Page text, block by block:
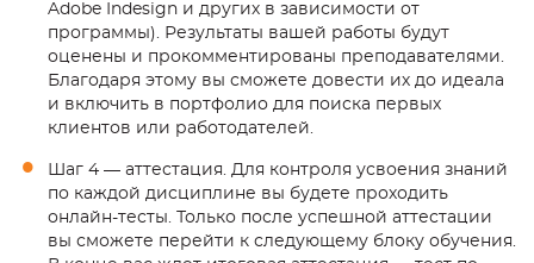
Adobe Indesign и других в зависимости от
программы). Результаты вашей работы будут
оценены и прокомментированы преподавателями.
Благодаря этому вы сможете довести их до идеала
и включить в портфолио для поиска первых
клиентов или работодателей.
Шаг 4 — аттестация. Для контроля усвоения знаний
по каждой дисциплине вы будете проходить
онлайн-тесты. Только после успешной аттестации
вы сможете перейти к следующему блоку обучения.